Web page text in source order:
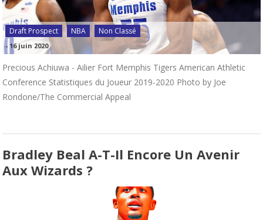
Draft Prospect NBA Non Classé
- 16 juin 2020
Precious Achiuwa - Ailier Fort Memphis Tigers American Athletic
Conference Statistiques du Joueur 2019-2020 Photo by Joe
Rondone/The Commercial Appeal
Bradley Beal A-T-Il Encore Un Avenir
Aux Wizards ?